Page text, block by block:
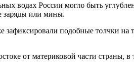
водах России могло быть
заряды или мины.
подобные толчки
от материковой части страны,